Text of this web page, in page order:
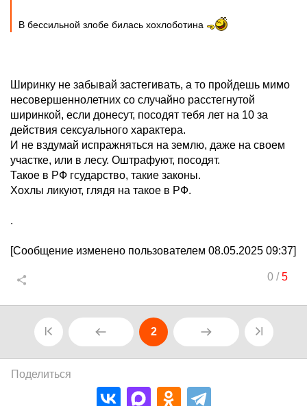
В бессильной злобе билась хохлоботина
Ширинку не забывай застегивать, а то пройдешь мимо
несовершеннолетних со случайно расстегнутой
ширинкой, если донесут, посодят тебя лет на 10 за
действия сексуального характера.
И не вздумай испражняться на землю, даже на своем
участке, или в лесу. Оштрафуют, посодят.
Такое в РФ гсударство, такие законы.
Хохлы ликуют, глядя на такое в РФ.
.
[Сообщение изменено пользователем 08.05.2025 09:37]
0/5
2
Поделиться